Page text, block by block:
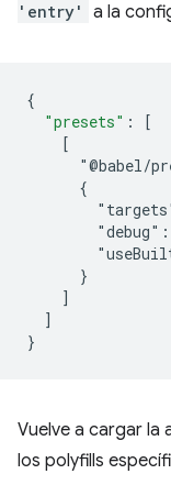
'entry'
a la
{
"presets" :
[
    [
"@babel/
      {
      }
]
]
}
Vuelve a cargar la
los polyfills